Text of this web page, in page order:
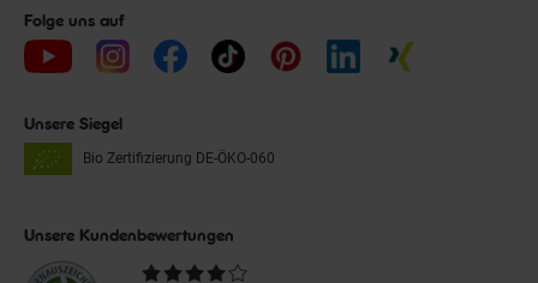
Folge uns auf
Unsere Siegel
Bio Zertifizierung DE-ÖKO-060
Unsere Kundenbewertungen
Durchschnittliche